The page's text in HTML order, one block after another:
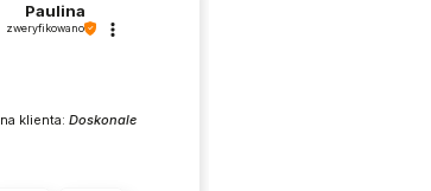
Paulina
zweryfikowano
klienta: Doskonale